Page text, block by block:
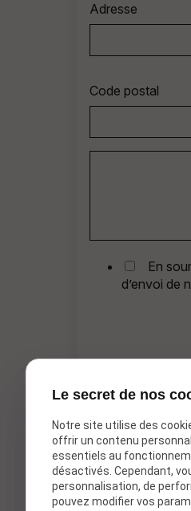
Adresse
Code postal
En
d’envoi de
*Champs requis
Centre de formation
Le secret de nos
Notre site utilise des
offrir un contenu
essentiels au
désactivés. Cependant,
personnalisation, de
pouvez modifier vos